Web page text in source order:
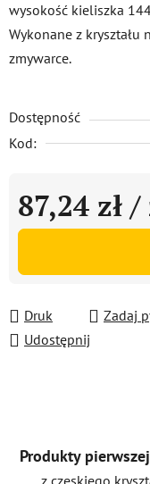
wysokość kieliszka
Wykonane z kryształu
zmywarce.
Dostępność
Kod:
87,24 zł /
Cena jednostkowa:
Druk Zadaj
Udostępnij
Produkty
z czeskiego